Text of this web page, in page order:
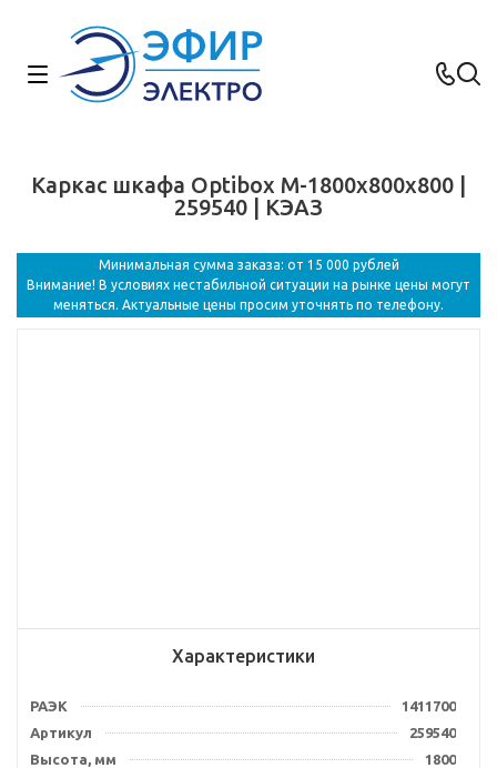
Каркас шкафа Optibox M-1800х800х800 |
259540 | КЭАЗ
Минимальная сумма заказа: от 15 000 рублей
Внимание! В условиях нестабильной ситуации на рынке цены могут
меняться. Актуальные цены просим уточнять по телефону.
Характеристики
РАЭК
1411700
Артикул
259540
Высота, мм
1800